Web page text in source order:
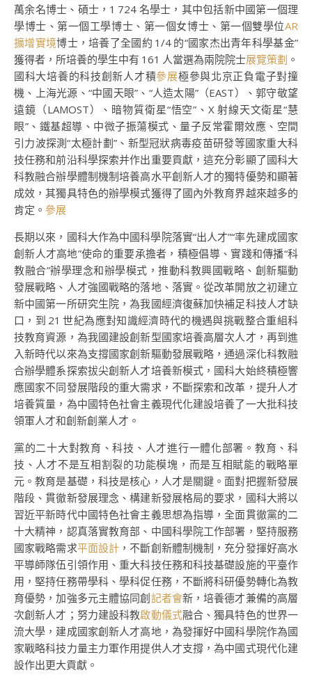
萬余名博士、碩士，1 724 名學士，其中包括新中國第一個理
學博士、第一個工學博士、第一個女博士、第一個雙學位AR
擴增實境博士，培養了全國約 1/4 的“國家杰出青年科學基金”
獲得者，所培養的學生中有 161 人當選為兩院院士展覽策劃 。
國科大培養的科技創新人才積參展極參與北京正負電子對撞
機、上海光源、“中國天眼”、“人造太陽”（EAST）、郭守敬望
遠鏡（LAMOST）、暗物質衛星“悟空”、X 射線天文衛星“慧
眼”、鐵基超導、中微子振蕩模式、量子反常霍爾效應、空間
引力波探測“太極計劃”、新型冠狀病毒疫苗研發等國家重大科
技任務和前沿科學探索并作出重要貢獻，這充分彰顯了國科大
科教融合辦學體制機制培養高水平創新人才的獨特優勢和顯著
成效，其獨具特色的辦學模式獲得了國內外教育界越來越多的
肯定。 參展
長期以來，國科大作為中國科學院落實“出人才”“率先建成國家
創新人才高地”使命的重要承擔者，積極倡導、實踐和傳播“科
教融合”辦學理念和辦學模式，推動科教興國戰略、創新驅動
發展戰略、人才強國戰略的落地、落實。從改革開放之初建立
新中國第一所研究生院，為我國經濟復蘇加快補足科技人才缺
口，到 21 世紀為應對知識經濟時代的機遇與挑戰整合重組科
技教育資源，為我國建設創新型國家培養高層次人才，再到進
入新時代以來為支撐國家創新驅動發展戰略，通過深化科教融
合辦學體系探索拔尖創新人才培養新模式，國科大始終積極響
應國家不同發展階段的重大需求，不斷探索和改革，提升人才
培養質量，為中國特色社會主義現代化建設培養了一大批科技
領軍人才和創新創業人才。
黨的二十大對教育、科技、人才進行一體化部署。教育、科
技、人才不是互相割裂的功能模塊，而是互相賦能的戰略單
元。教育是基礎，科技是核心，人才是關鍵。面對把握新發展
階段、貫徹新發展理念、構建新發展格局的要求，國科大將以
習近平新時代中國特色社會主義思想為指導，全面貫徹黨的二
十大精神，認真落實教育部、中國科學院工作部署，堅持服務
國家戰略需求平面設計 ，不斷創新體制機制，充分發揮好高水
平導師隊伍引領作用、重大科技任務和科技基礎設施的平臺作
用，堅持任務帶學科、學科促任務，不斷將科研優勢轉化為教
育優勢，加強多元主體協同創 記者會新，培養德才兼備的高層
次創新人才；努力建設科教啟動儀式融合、獨具特色的世界一
流大學，建成國家創新人才高地，為發揮好中國科學院作為國
家戰略科技力量主力軍作用提供人才支撐，為中國式現代化建
設作出更大貢獻。